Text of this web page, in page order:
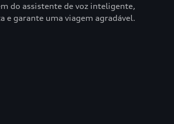
do assistente de voz inteligente,
e garante uma viagem agradável.